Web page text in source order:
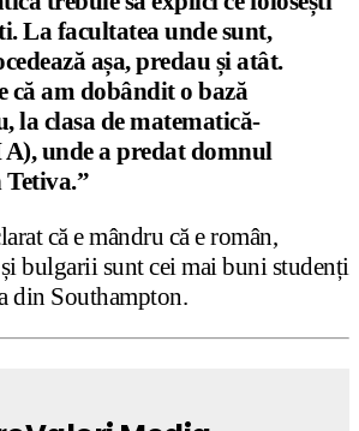
La facultatea unde sunt,
așa, predau și atât.
că am dobândit o bază
la clasa de matematică-
unde a predat domnul
că e mândru că e român,
bulgarii sunt cei mai buni studenți
din Southampton.